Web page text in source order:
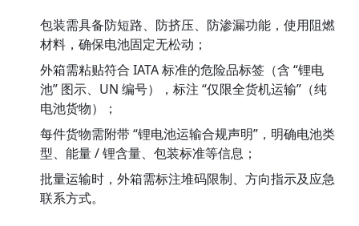
包装需具备防短路、防挤压、防渗漏功能，使用阻燃
材料，确保电池固定无松动；
外箱需粘贴符合 IATA 标准的危险品标签（含 “锂电
池” 图示、UN 编号），标注 “仅限全货机运输”（纯
电池货物）；
每件货物需附带 “锂电池运输合规声明”，明确电池类
型、能量 / 锂含量、包装标准等信息；
批量运输时，外箱需标注堆码限制、方向指示及应急
联系方式。